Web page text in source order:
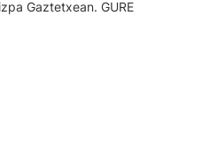
Gaztetxean. GURE